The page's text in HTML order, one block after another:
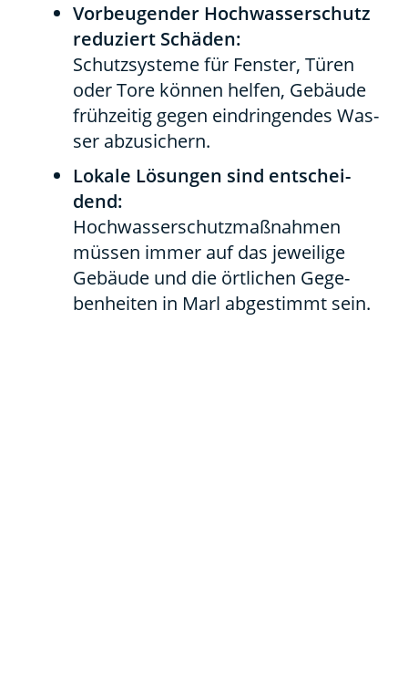
Vor­beu­gen­der Hoch­was­ser­schutz
redu­ziert Schä­den:
Schutz­sys­te­me für Fens­ter, Türen
oder Tore kön­nen hel­fen, Gebäu­de
früh­zei­tig gegen ein­drin­gen­des Was­
ser abzu­si­chern.
Loka­le Lösun­gen sind ent­schei­
dend:
Hoch­was­ser­schutz­maß­nah­men
müs­sen immer auf das jewei­li­ge
Gebäu­de und die ört­li­chen Gege­
ben­hei­ten in Marl abge­stimmt sein.